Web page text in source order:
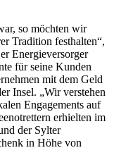
so möchten wir
Tradition festhalten“,
Energieversorger
für seine Kunden
mit dem Geld
Insel. „Wir verstehen
Engagements auf
erhielten im
der Sylter
in Höhe von